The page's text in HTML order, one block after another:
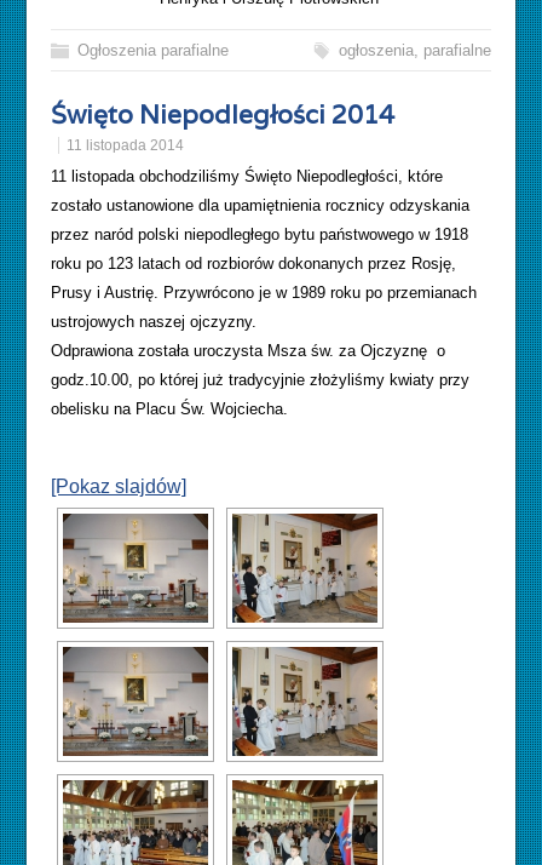
Ogłoszenia parafialne ogłoszenia, parafialne
Święto Niepodległości 2014
11 listopada 2014
11 listopada obchodziliśmy Święto Niepodległości, które
zostało ustanowione dla upamiętnienia rocznicy odzyskania
przez naród polski niepodległego bytu państwowego w 1918
roku po 123 latach od rozbiorów dokonanych przez Rosję,
Prusy i Austrię. Przywrócono je w 1989 roku po przemianach
ustrojowych naszej ojczyzny.
Odprawiona została uroczysta Msza św. za Ojczyznę o
godz.10.00, po której już tradycyjnie złożyliśmy kwiaty przy
obelisku na Placu Św. Wojciecha.
[Pokaz slajdów]